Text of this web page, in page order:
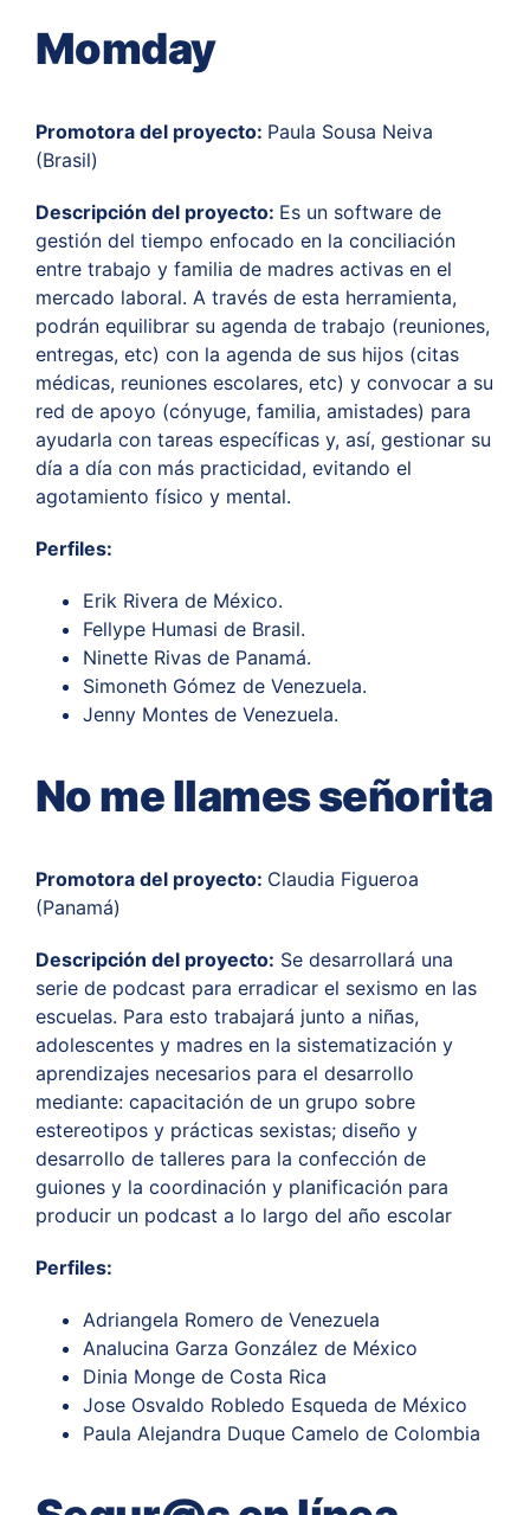
Momday
Promotora del proyecto: Paula Sousa Neiva
(Brasil)
Descripción del proyecto: Es un software de
gestión del tiempo enfocado en la conciliación
entre trabajo y familia de madres activas en el
mercado laboral. A través de esta herramienta,
podrán equilibrar su agenda de trabajo (reuniones,
entregas, etc) con la agenda de sus hijos (citas
médicas, reuniones escolares, etc) y convocar a su
red de apoyo (cónyuge, familia, amistades) para
ayudarla con tareas específicas y, así, gestionar su
día a día con más practicidad, evitando el
agotamiento físico y mental.
Perfiles:
Erik Rivera de México.
Fellype Humasi de Brasil.
Ninette Rivas de Panamá.
Simoneth Gómez de Venezuela.
Jenny Montes de Venezuela.
No me llames señorita
Promotora del proyecto: Claudia Figueroa
(Panamá)
Descripción del proyecto: Se desarrollará una
serie de podcast para erradicar el sexismo en las
escuelas. Para esto trabajará junto a niñas,
adolescentes y madres en la sistematización y
aprendizajes necesarios para el desarrollo
mediante: capacitación de un grupo sobre
estereotipos y prácticas sexistas; diseño y
desarrollo de talleres para la confección de
guiones y la coordinación y planificación para
producir un podcast a lo largo del año escolar
Perfiles:
Adriangela Romero de Venezuela
Analucina Garza González de México
Dinia Monge de Costa Rica
Jose Osvaldo Robledo Esqueda de México
Paula Alejandra Duque Camelo de Colombia